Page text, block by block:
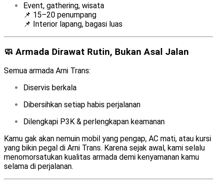
Event, gathering, wisata
📌 15–20 penumpang
📌 Interior lapang, bagasi luas
🧼 Armada Dirawat Rutin, Bukan Asal Jalan
Semua armada Arni Trans:
Diservis berkala
Dibersihkan setiap habis perjalanan
Dilengkapi P3K & perlengkapan keamanan
Kamu gak akan nemuin mobil yang pengap, AC mati, atau kursi
yang bikin pegal di Arni Trans. Karena sejak awal, kami selalu
menomorsatukan kualitas armada demi kenyamanan kamu
selama di perjalanan.